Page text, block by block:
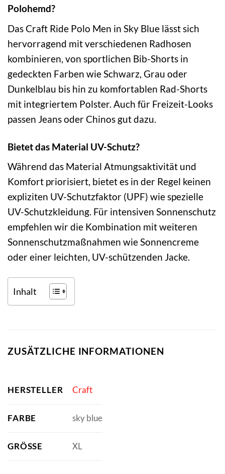
Polohemd?
Das Craft Ride Polo Men in Sky Blue lässt sich
hervorragend mit verschiedenen Radhosen
kombinieren, von sportlichen Bib-Shorts in
gedeckten Farben wie Schwarz, Grau oder
Dunkelblau bis hin zu komfortablen Rad-Shorts
mit integriertem Polster. Auch für Freizeit-Looks
passen Jeans oder Chinos gut dazu.
Bietet das Material UV-Schutz?
Während das Material Atmungsaktivität und
Komfort priorisiert, bietet es in der Regel keinen
expliziten UV-Schutzfaktor (UPF) wie spezielle
UV-Schutzkleidung. Für intensiven Sonnenschutz
empfehlen wir die Kombination mit weiteren
Sonnenschutzmaßnahmen wie Sonnencreme
oder einer leichten, UV-schützenden Jacke.
Inhalt
ZUSÄTZLICHE INFORMATIONEN
HERSTELLER Craft
FARBE sky blue
GRÖSSE XL